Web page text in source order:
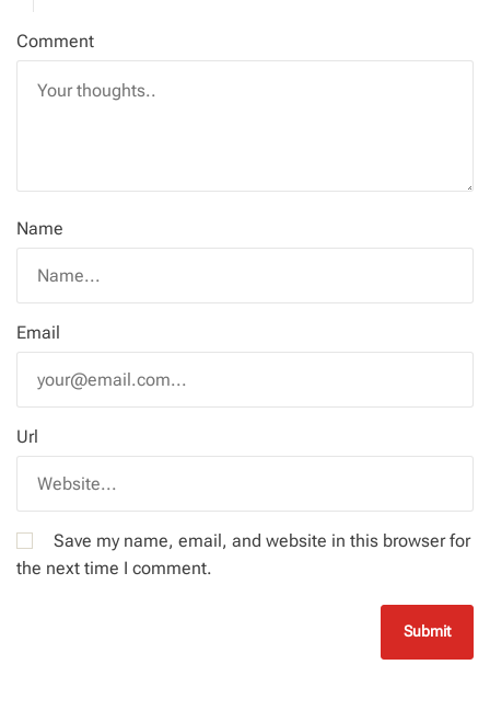
Comment
Name
Email
Url
Save my name, email, and website in this browser for
the next time I comment.